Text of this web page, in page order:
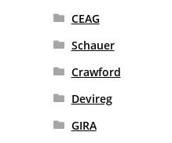
CEAG
Schauer
Crawford
Devireg
GIRA